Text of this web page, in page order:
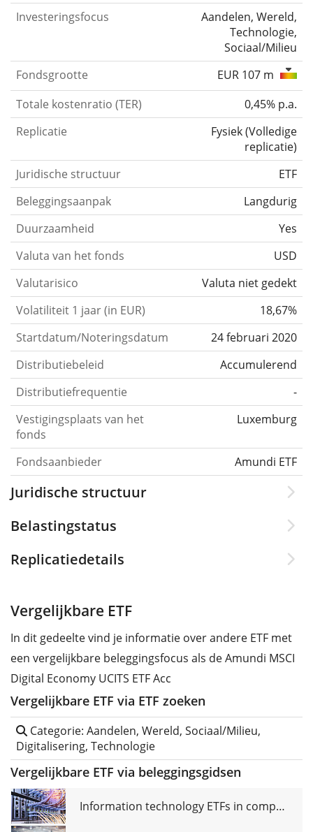
Investeringsfocus
Aandelen, Wereld,
Technologie,
Sociaal/Milieu
Fondsgrootte
EUR 107 m
Totale kostenratio (TER)
0,45% p.a.
Replicatie
Fysiek(Volledige
replicatie)
Juridische structuur
ETF
Beleggingsaanpak
Langdurig
Duurzaamheid
Yes
Valuta van het fonds
USD
Valutarisico
Valuta niet gedekt
Volatiliteit 1 jaar (in EUR)
18,67%
Startdatum/Noteringsdatum
24 februari 2020
Distributiebeleid
Accumulerend
Distributiefrequentie
-
Vestigingsplaats van het
fonds
Luxemburg
Fondsaanbieder Amundi ETF
Juridische structuur
Belastingstatus
Replicatiedetails
Vergelijkbare ETF
In dit gedeelte vind je informatie over andere ETF met
een vergelijkbare beleggingsfocus als de Amundi MSCI
Digital Economy UCITS ETF Acc
Vergelijkbare ETF via ETF zoeken
Categorie: Aandelen, Wereld, Sociaal/Milieu,
Digitalisering, Technologie
Vergelijkbare ETF via beleggingsgidsen
Information technology ETFs in comparison